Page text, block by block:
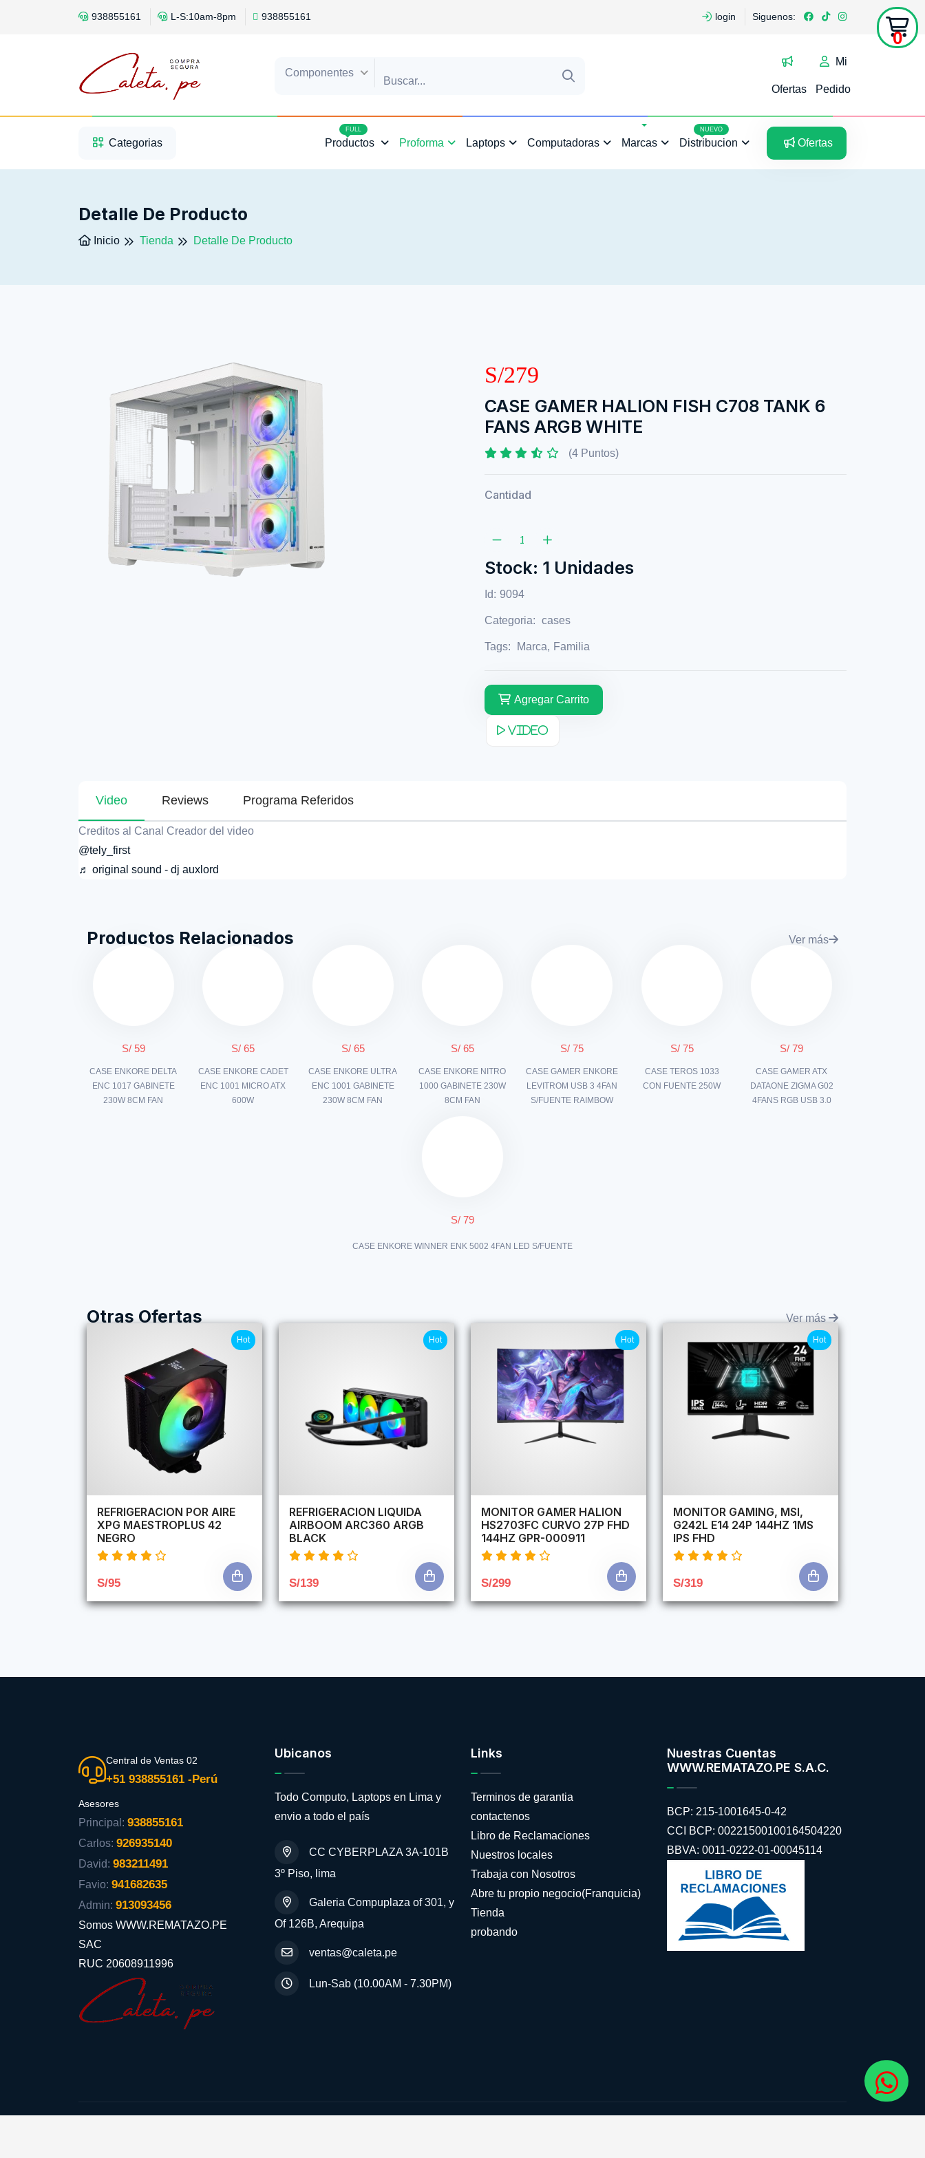
938855161 L-S:10am-8pm 938855161 login Siguenos:
Componentes
Ofertas
Mi
Pedido
0
5
Categorias
Productos
FULL
Proforma Laptops Computadoras Marcas Distribucion
NUEVO
Ofertas
Detalle De Producto
Inicio Tienda Detalle De Producto
S/279
CASE GAMER HALION FISH C708 TANK 6
FANS ARGB WHITE
(4 Puntos)
Cantidad
Stock: 1 Unidades
Id: 9094
Categoria: cases
Tags: Marca, Familia
Agregar Carrito
Video
Video Reviews Programa Referidos
Creditos al Canal Creador del video
@tely_first
♬ original sound - dj auxlord
Productos Relacionados Ver más
S/ 59
CASE ENKORE DELTA
ENC 1017 GABINETE
230W 8CM FAN
S/ 65
CASE ENKORE CADET
ENC 1001 MICRO ATX
600W
S/ 65
CASE ENKORE ULTRA
ENC 1001 GABINETE
230W 8CM FAN
S/ 65
CASE ENKORE NITRO
1000 GABINETE 230W
8CM FAN
S/ 75
CASE GAMER ENKORE
LEVITROM USB 3 4FAN
S/FUENTE RAIMBOW
S/ 75
CASE TEROS 1033
CON FUENTE 250W
S/ 79
CASE GAMER ATX
DATAONE ZIGMA G02
4FANS RGB USB 3.0
S/ 79
CASE ENKORE WINNER ENK 5002 4FAN LED S/FUENTE
Otras Ofertas Ver más
Hot
REFRIGERACION POR AIRE
XPG MAESTROPLUS 42
NEGRO
S/95
Hot
REFRIGERACION LIQUIDA
AIRBOOM ARC360 ARGB
BLACK
S/139
Hot
MONITOR GAMER HALION
HS2703FC CURVO 27P FHD
144HZ GPR-000911
S/299
Hot
MONITOR GAMING, MSI,
G242L E14 24P 144HZ 1MS
IPS FHD
S/319
Central de Ventas 02
+51 938855161 -Perú
Asesores
Principal: 938855161
Carlos: 926935140
David: 983211491
Favio: 941682635
Admin: 913093456
Somos WWW.REMATAZO.PE
SAC
RUC 20608911996
Ubicanos
Todo Computo, Laptops en Lima y
envio a todo el país
CC CYBERPLAZA 3A-101B
3º Piso, lima
Galeria Compuplaza of 301, y
Of 126B, Arequipa
ventas@caleta.pe
Lun-Sab (10.00AM - 7.30PM)
Links
Terminos de garantia
contactenos
Libro de Reclamaciones
Nuestros locales
Trabaja con Nosotros
Abre tu propio negocio(Franquicia)
Tienda
probando
Nuestras Cuentas
WWW.REMATAZO.PE S.A.C.
BCP: 215-1001645-0-42
CCI BCP: 00221500100164504220
BBVA: 0011-0222-01-00045114